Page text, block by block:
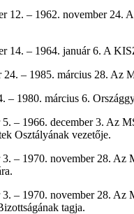
12. – 1962. november 24.
14. – 1964. január 6. A
24. – 1985. március 28. Az
– 1980. március 6.
5. – 1966. december 3. Az
Osztályának vezetője.
3. – 1970. november 28. Az
3. – 1970. november 28.
tagja.